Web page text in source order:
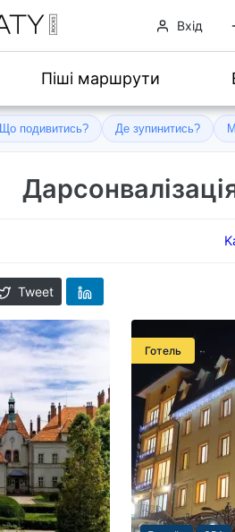
Вхід
Піші маршрути
Що подивитись? Де зупинитись?
Tweet
Готель